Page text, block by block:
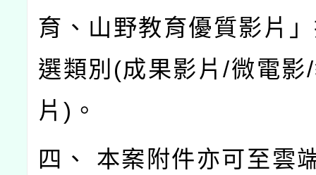
育、山野教育優質影片
選類別(成果影片/微電影
片)。
四、 本案附件亦可至雲